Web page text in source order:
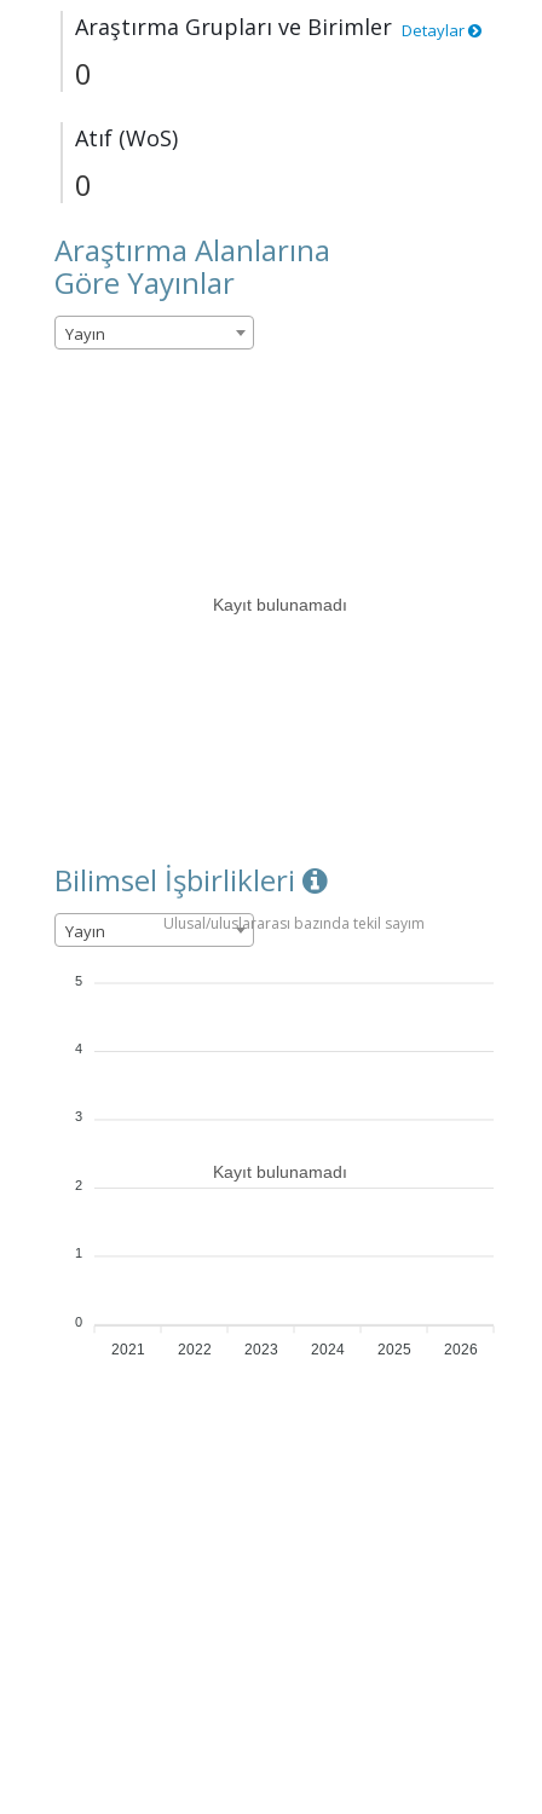
Araştırma Grupları ve Birimler Detaylar
0
Atıf (WoS)
0
Araştırma Alanlarına
Göre Yayınlar
Yayın
Kayıt bulunamadı
Bilimsel İşbirlikleri
Yayın Ulusal/uluslararası bazında tekil sayım
2021 2022 2023 2024 2025 2026
Kayıt bulunamadı
5
4
3
2
1
0